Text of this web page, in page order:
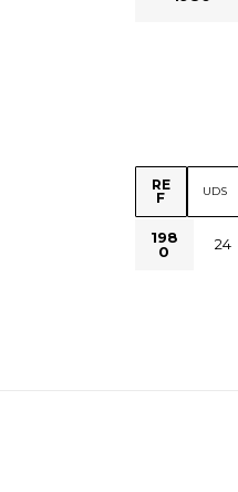
RE
F
UDS
198
0
24